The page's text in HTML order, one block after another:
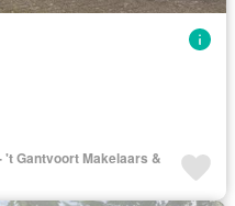
't Gantvoort Makelaars &